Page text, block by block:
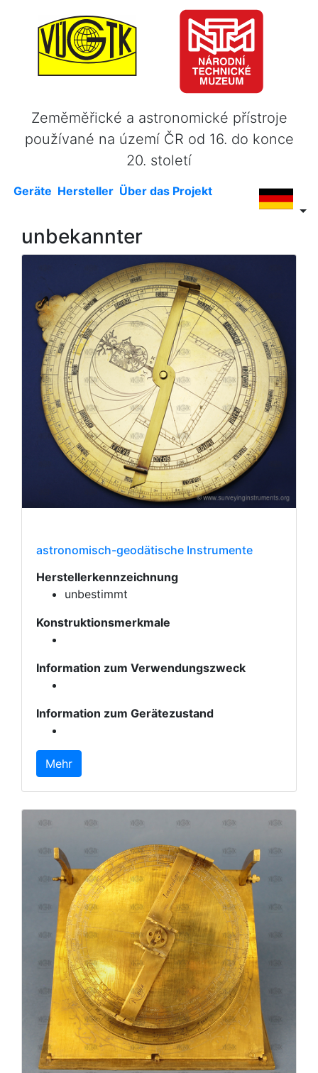
Zeměměřické a astronomické přístroje
používané na území ČR od 16. do konce
20. století
Geräte Hersteller Über das Projekt
unbekannter
astronomisch-geodätische Instrumente
Herstellerkennzeichnung
unbestimmt
Konstruktionsmerkmale
Information zum Verwendungszweck
Information zum Gerätezustand
Mehr